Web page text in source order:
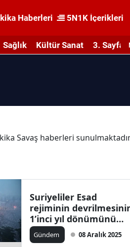
Haberleri 5N1K İçerikleri
Sağlık Kültür Sanat 3. Sayfa
Savaş haberleri
Suriyeliler Esad
rejiminin
1’inci yıl dönümünü
Emevi Meydanı’nda
kutladı
Gündem 08 Aralık 2025